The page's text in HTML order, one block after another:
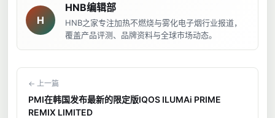
H
HNB编辑部
HNB之家专注加热不燃烧与雾化电子烟行业报道，
覆盖产品评测、品牌资料与全球市场动态。
← 上一篇
PMI在韩国发布最新的限定版IQOS ILUMAi PRIME
REMIX LIMITED